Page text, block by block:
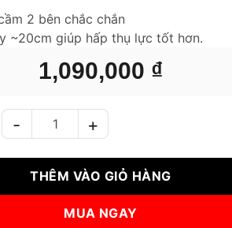
1,090,000 ₫
2 bên chắc chắn
~20cm giúp hấp thụ lực tốt hơn.
TRÒN BN DONUT PADS - ĐỎ số lượng
THÊM VÀO GIỎ HÀNG
MUA NGAY